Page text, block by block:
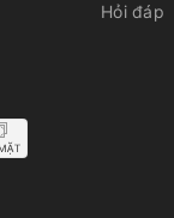
Hỏi đáp